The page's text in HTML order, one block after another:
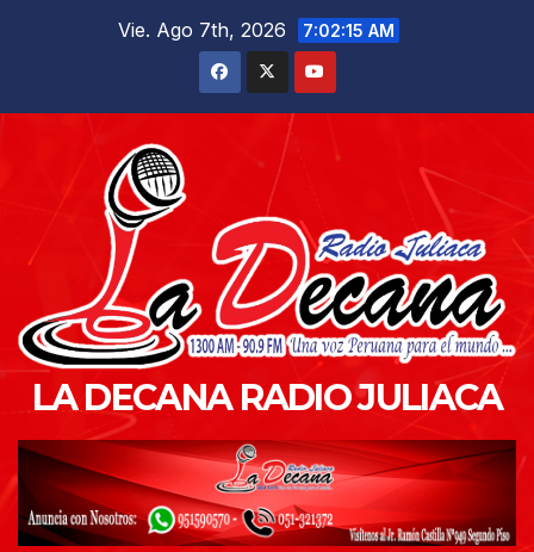
Vie. Ago 7th, 2026 7:02:17 AM
LA DECANA RADIO JULIACA